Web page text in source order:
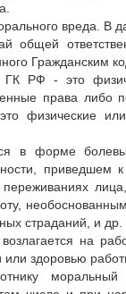
вреда. В
общей
Гражданским
РФ - это
права либо
физические
в форме
приведшем
страданий, и др.
на
здоровью